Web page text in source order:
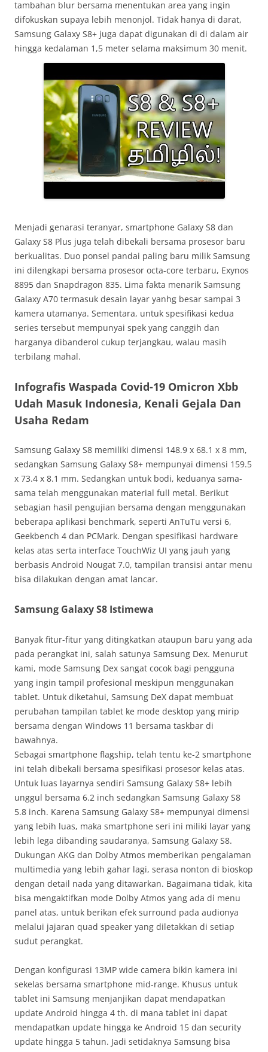
tambahan blur bersama menentukan area yang ingin
difokuskan supaya lebih menonjol. Tidak hanya di darat,
Samsung Galaxy S8+ juga dapat digunakan di di dalam air
hingga kedalaman 1,5 meter selama maksimum 30 menit.
Menjadi genarasi teranyar, smartphone Galaxy S8 dan
Galaxy S8 Plus juga telah dibekali bersama prosesor baru
berkualitas. Duo ponsel pandai paling baru milik Samsung
ini dilengkapi bersama prosesor octa-core terbaru, Exynos
8895 dan Snapdragon 835. Lima fakta menarik Samsung
Galaxy A70 termasuk desain layar yanhg besar sampai 3
kamera utamanya. Sementara, untuk spesifikasi kedua
series tersebut mempunyai spek yang canggih dan
harganya dibanderol cukup terjangkau, walau masih
terbilang mahal.
Infografis Waspada Covid-19 Omicron Xbb
Udah Masuk Indonesia, Kenali Gejala Dan
Usaha Redam
Samsung Galaxy S8 memiliki dimensi 148.9 x 68.1 x 8 mm,
sedangkan Samsung Galaxy S8+ mempunyai dimensi 159.5
x 73.4 x 8.1 mm. Sedangkan untuk bodi, keduanya sama-
sama telah menggunakan material full metal. Berikut
sebagian hasil pengujian bersama dengan menggunakan
beberapa aplikasi benchmark, seperti AnTuTu versi 6,
Geekbench 4 dan PCMark. Dengan spesifikasi hardware
kelas atas serta interface TouchWiz UI yang jauh yang
berbasis Android Nougat 7.0, tampilan transisi antar menu
bisa dilakukan dengan amat lancar.
Samsung Galaxy S8 Istimewa
Banyak fitur-fitur yang ditingkatkan ataupun baru yang ada
pada perangkat ini, salah satunya Samsung Dex. Menurut
kami, mode Samsung Dex sangat cocok bagi pengguna
yang ingin tampil profesional meskipun menggunakan
tablet. Untuk diketahui, Samsung DeX dapat membuat
perubahan tampilan tablet ke mode desktop yang mirip
bersama dengan Windows 11 bersama taskbar di
bawahnya.
Sebagai smartphone flagship, telah tentu ke-2 smartphone
ini telah dibekali bersama spesifikasi prosesor kelas atas.
Untuk luas layarnya sendiri Samsung Galaxy S8+ lebih
unggul bersama 6.2 inch sedangkan Samsung Galaxy S8
5.8 inch. Karena Samsung Galaxy S8+ mempunyai dimensi
yang lebih luas, maka smartphone seri ini miliki layar yang
lebih lega dibanding saudaranya, Samsung Galaxy S8.
Dukungan AKG dan Dolby Atmos memberikan pengalaman
multimedia yang lebih gahar lagi, serasa nonton di bioskop
dengan detail nada yang ditawarkan. Bagaimana tidak, kita
bisa mengaktifkan mode Dolby Atmos yang ada di menu
panel atas, untuk berikan efek surround pada audionya
melalui jajaran quad speaker yang diletakkan di setiap
sudut perangkat.
Dengan konfigurasi 13MP wide camera bikin kamera ini
sekelas bersama smartphone mid-range. Khusus untuk
tablet ini Samsung menjanjikan dapat mendapatkan
update Android hingga 4 th. di mana tablet ini dapat
mendapatkan update hingga ke Android 15 dan security
update hingga 5 tahun. Jadi setidaknya Samsung bisa